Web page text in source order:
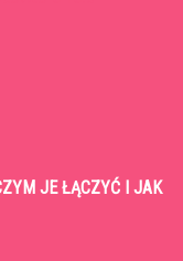
JE ŁĄCZYĆ I JAK